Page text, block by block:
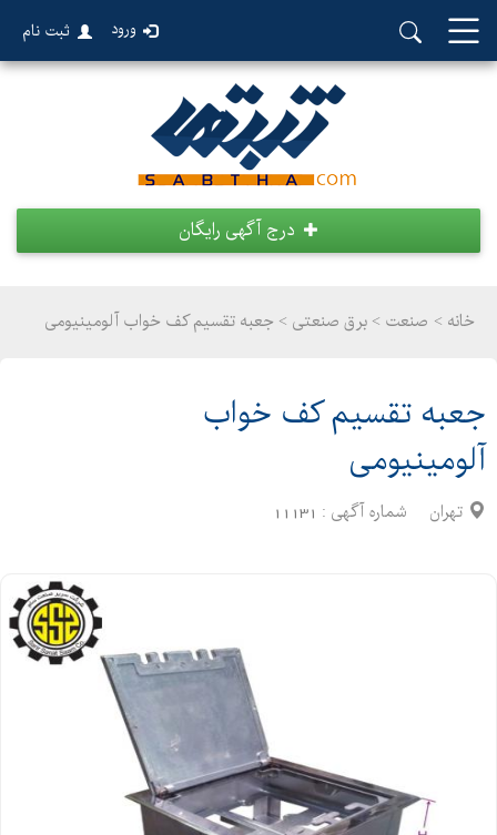
ورود ثبت نام
درج آگهی رایگان
خانه > صنعت > برق صنعتی > جعبه تقسیم کف خواب آلومینیومی
جعبه تقسیم کف خواب
آلومینیومی
تهران شماره آگهی : 11131